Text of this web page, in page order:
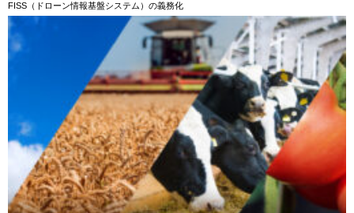
FISS（ドローン情報基盤システム）の義務化